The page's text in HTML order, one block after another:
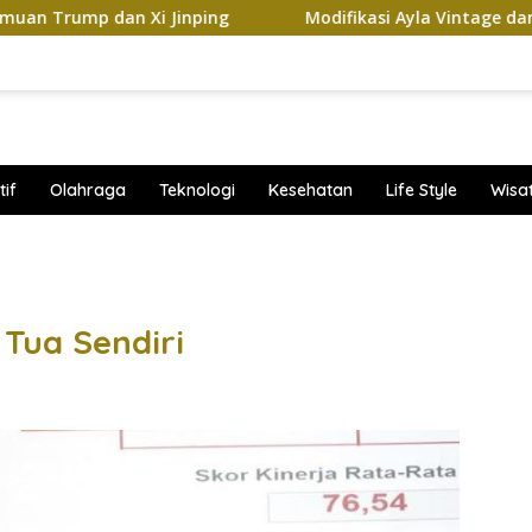
Jinping Modifikasi Ayla Vintage dan Gran Max Retro
Olahraga Teknologi Kesehatan Life Style
Sendiri